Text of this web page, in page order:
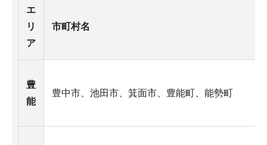
エ
リ
ア
市町村名
豊
能
豊中市、池田市、箕面市、豊能町、能勢町